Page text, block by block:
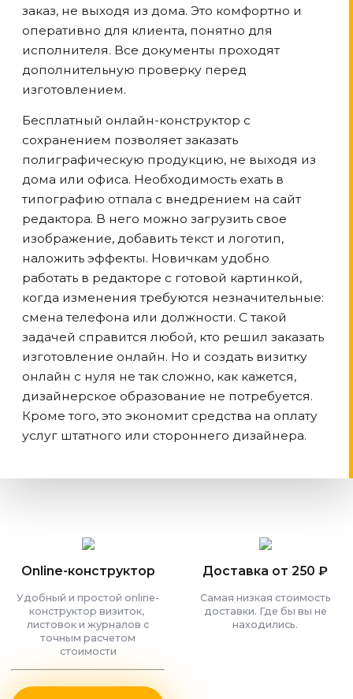
заказ, не выходя из дома. Это комфортно и
оперативно для клиента, понятно для
исполнителя. Все документы проходят
дополнительную проверку перед
изготовлением.
Бесплатный онлайн-конструктор с
сохранением позволяет заказать
полиграфическую продукцию, не выходя из
дома или офиса. Необходимость ехать в
типографию отпала с внедрением на сайт
редактора. В него можно загрузить свое
изображение, добавить текст и логотип,
наложить эффекты. Новичкам удобно
работать в редакторе с готовой картинкой,
когда изменения требуются незначительные:
смена телефона или должности. С такой
задачей справится любой, кто решил заказать
изготовление онлайн. Но и создать визитку
онлайн с нуля не так сложно, как кажется,
дизайнерское образование не потребуется.
Кроме того, это экономит средства на оплату
услуг штатного или стороннего дизайнера.
Online-конструктор
Удобный и простой online-
конструктор визиток,
листовок и журналов с
точным расчетом
стоимости
Доставка от 250 ₽
Самая низкая стоимость
доставки. Где бы вы не
находились.